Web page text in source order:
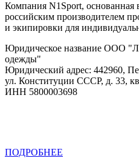
Компания N1Sport, основанная
российским производителем
и экипировки для
Юридическое название ООО
одежды"
Юридический адрес: 442960,
ул. Конституции СССР, д. 33,
ИНН 5800003698
ПОДРОБНЕЕ